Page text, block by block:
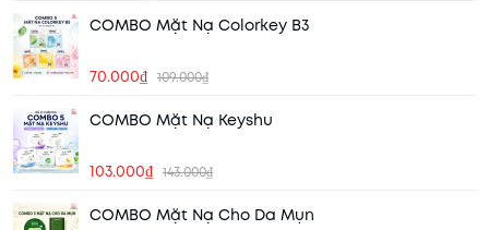
COMBO Mặt Nạ Colorkey B3
70.000₫ 109.000₫
COMBO Mặt Nạ Keyshu
103.000₫ 143.000₫
COMBO Mặt Nạ Cho Da Mụn